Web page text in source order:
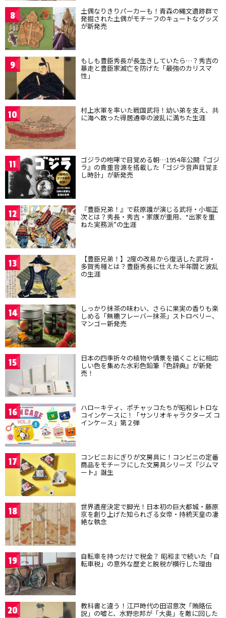
8 土偶なりきりパーカーも！青森の縄文遺跡群で
発掘された土偶がモチーフのキュートなグッズ
が新発売
9 もしも豊臣秀長が長生きしていたら…？秀吉の
暴走と豊臣家滅亡を防げた「最強のカリスマ
性」
10 村上水軍を率いた戦国武将！幼い弟を支え、共
に海へ散った得居通幸の波乱に満ちた生涯
11 ゴジラの咆哮で目覚める朝…1954年公開『ゴジ
ラ』の貴重音源を搭載した「ゴジラ音声目覚ま
し時計」が新発売
12 『豊臣兄弟！』で萩原護が演じる武将・小堀正
次とは？秀長・秀吉・家康が重用、“出家を重
ねた実務派”の生涯
13 【豊臣兄弟！】2度の改易から復活した武将・
多賀秀種とは？豊臣秀長に仕えた半年間と波乱
の生涯
14 しっかり抹茶の味わい、さらに果実の香りも楽
しめる「無糖フレーバー抹茶」ストロベリー、
マンゴー新発売
15 日本の四季折々の植物や情景を描くことに相応
しい色を集めた水彩色鉛筆『色辞典』が新発
売！
16 ハローキティ、ポチャッコたちが昭和レトロな
コインケースに！「サンリオキャラクターズ コ
インケース」第２弾
17 コンビニおにぎりが文房具に！コンビニの定番
商品をモチーフにした文房具シリーズ『ジムマ
ート』誕生
18 世界遺産決定で脚光！日本初の巨大都城・藤原
京を創り上げた知られざる女帝・持統天皇の凄
絶な執念
19 自転車を持つだけで税金？ 昭和まで続いた「自
転車税」の意外な歴史と脱税が横行した理由
20 教科書と違う！江戸時代の田沼意次「賄賂伝
説」の嘘と、水野忠邦が「大奥」を敵に回した